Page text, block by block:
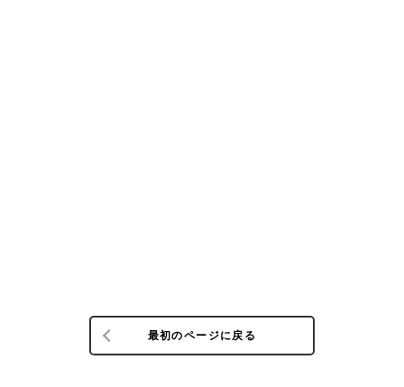
最初のページに戻る